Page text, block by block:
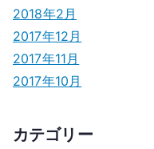
2018年2月
2017年12月
2017年11月
2017年10月
カテゴリー